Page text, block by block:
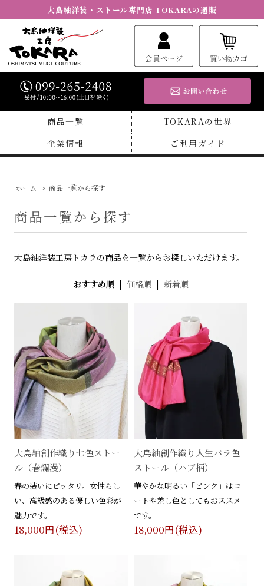
大島紬洋装・ストール専門店 TOKARAの通販
商品一覧
TOKARAの世界
企業情報
ご利用ガイド
ホーム > 商品一覧から探す
商品一覧から探す
大島紬洋装工房トカラの商品を一覧からお探しいただけます。
おすすめ順| 価格順| 新着順
大島紬創作織り七色ストー
ル（春爛漫）
春の装いにピッタリ。女性らし
い、高級感のある優しい色彩が
魅力です。
18,000円(税込)
大島紬創作織り人生バラ色
ストール（ハブ柄）
華やかな明るい「ピンク」はコ
ートや差し色としてもおススメ
です。
18,000円(税込)